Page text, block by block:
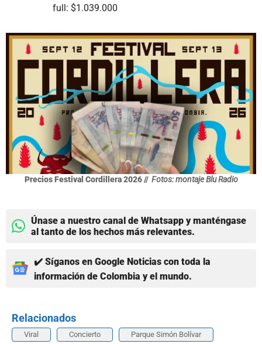
full: $1.039.000
Precios Festival Cordillera 2026 // Fotos: montaje Blu Radio
Únase a nuestro canal de Whatsapp y manténgase
al tanto de los hechos más relevantes.
✔️ Síganos en Google Noticias con toda la
información de Colombia y el mundo.
Relacionados
Viral Concierto Parque Simón Bolívar